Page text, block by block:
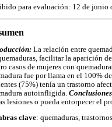
para evaluación: 12 de junio
La relación entre
facilitar la aparición
casos de mujeres con
fue por llama en el 100%
(75%) tenía un trastorno
autoinfligida.
lesiones o pueda entorpecer el
clave: quemaduras,